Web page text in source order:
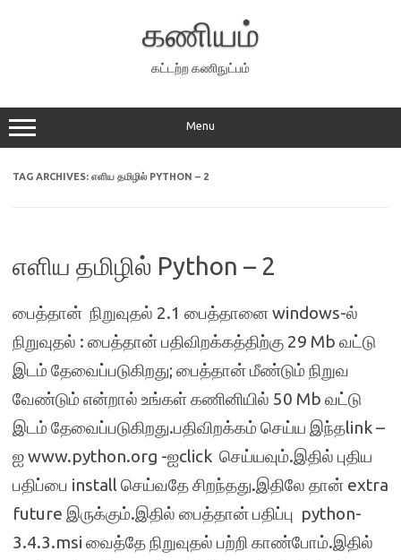
கணியம்
கட்டற்ற கணிநுட்பம்
Menu
TAG ARCHIVES: எளிய தமிழில் PYTHON – 2
எளிய தமிழில் Python – 2
பைத்தான் நிறுவுதல் 2.1 பைத்தானை windows-ல்
நிறுவுதல் : பைத்தான் பதிவிறக்கத்திற்கு 29 Mb வட்டு
இடம் தேவைப்படுகிறது; பைத்தான் மீண்டும் நிறுவ
வேண்டும் என்றால் உங்கள் கணினியில் 50 Mb வட்டு
இடம் தேவைப்படுகிறது.பதிவிறக்கம் செய்ய இந்தlink –
ஐ www.python.org -ஐclick செய்யவும்.இதில் புதிய
பதிப்பை install செய்வதே சிறந்தது.இதிலே தான் extra
future இருக்கும்.இதில் பைத்தான் பதிப்பு python-
3.4.3.msi வைத்தே நிறுவுதல் பற்றி காண்போம்.இதில்